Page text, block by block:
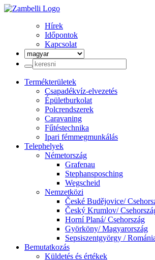
Hírek
Időpontok
Kapcsolat
Termékterületek
Csapadékvíz-elvezetés
Épületburkolat
Polcrendszerek
Caravaning
Fűtéstechnika
Ipari fémmegmunkálás
Telephelyek
Németország
Grafenau
Stephansposching
Wegscheid
Nemzetközi
České Budějovice/
Český Krumlov/
Horní Planá/ Csehország
Györköny/ Magyarország
Sepsiszentgyörgy /
Bemutatkozás
Küldetés és értékek